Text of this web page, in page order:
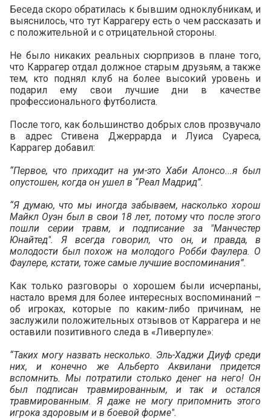
Беседа скоро обратилась к бывшим одноклубникам, и
выяснилось, что тут Каррагеру есть о чем рассказать и
с положительной и с отрицательной стороны.
Не было никаких реальных сюрпризов в плане того,
что Каррагер отдал должное старым друзьям, а также
тем, кто поднял клуб на более высокий уровень и
подарил ему свои лучшие дни в качестве
профессионального футболиста.
После того, как большинство добрых слов прозвучало
в адрес Стивена Джеррарда и Луиса Суареса,
Каррагер добавил:
“Первое, что приходит на ум-это Хаби Алонсо...я был
опустошен, когда он ушел в “Реал Мадрид”.
“Я думаю, что мы иногда забываем, насколько хорош
Майкл Оуэн был в свои 18 лет, потому что после этого
пошли серии травм, и подписание за "Манчестер
Юнайтед". Я всегда говорил, что он, и правда, в
молодости был похож на молодого Робби Фаулера. О
Фаулере, кстати, тоже самые лучшие воспоминания”.
Как только разговоры о хорошем были исчерпаны,
настало время для более интересных воспоминаний –
об игроках, которые по каким-либо причинам, не
заслужили положительных отзывов от Каррагера и не
оставили позитивного следа в «Ливерпуле»:
“Таких могу назвать несколько. Эль-Хаджи Диуф среди
них, и конечно же Альберто Аквилани придется
вспомнить. Мы потратили столько денег на него! Он
был подписан травмированным, и так и остался
травмированным. Я даже не могу припомнить этого
игрока здоровым и в боевой форме".